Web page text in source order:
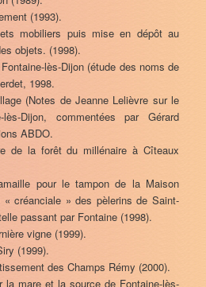
(1993).
mobiliers puis mise en dépôt au
objets. (1998).
lès-Dijon (étude des noms de
1998.
(Notes de Jeanne Lelièvre sur le
Dijon, commentées par Gérard
ABDO.
de la forêt du millénaire à Cîteaux
pour le tampon de la Maison
« créanciale » des pèlerins de Saint-
passant par Fontaine (1998).
vigne (1999).
(1999).
des Champs Rémy (2000).
la mare et la source de Fontaine-lès-